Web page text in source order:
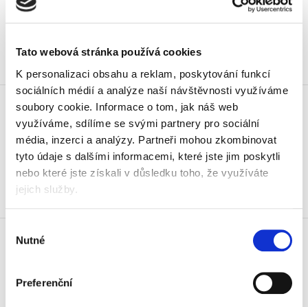
Tato webová stránka používá cookies
K personalizaci obsahu a reklam, poskytování funkcí
sociálních médií a analýze naší návštěvnosti využíváme
soubory cookie. Informace o tom, jak náš web
využíváme, sdílíme se svými partnery pro sociální
média, inzerci a analýzy. Partneři mohou zkombinovat
tyto údaje s dalšími informacemi, které jste jim poskytli
nebo které jste získali v důsledku toho, že využíváte
jejich služby.
souhlasu
Nutné
Preferenční
Skladem
Pero kuličkové Pilot Frixion Ball
0,5 mm, světlé modré
47 Kč
56,87 Kč vč. DPH
Koupit
Pero kuličkové Pilot Frixion Ball
56,87 Kč vč. DPH